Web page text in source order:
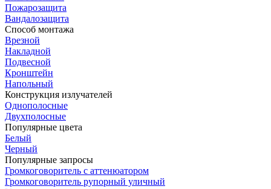
Пожарозащита
Вандалозащита
Способ монтажа
Врезной
Накладной
Подвесной
Кронштейн
Напольный
Конструкция излучателей
Однополосные
Двухполосные
Популярные цвета
Белый
Черный
Популярные запросы
Громкоговоритель с аттенюатором
Громкоговоритель рупорный уличный